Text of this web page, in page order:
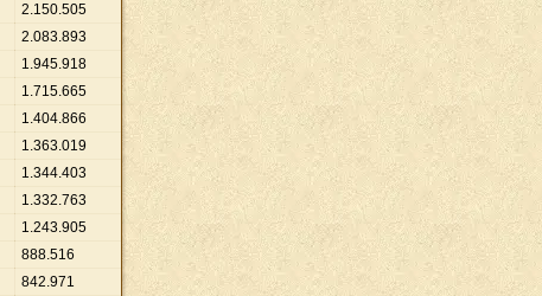
2.150.505
2.083.893
1.945.918
1.715.665
1.404.866
1.363.019
1.344.403
1.332.763
1.243.905
888.516
842.971